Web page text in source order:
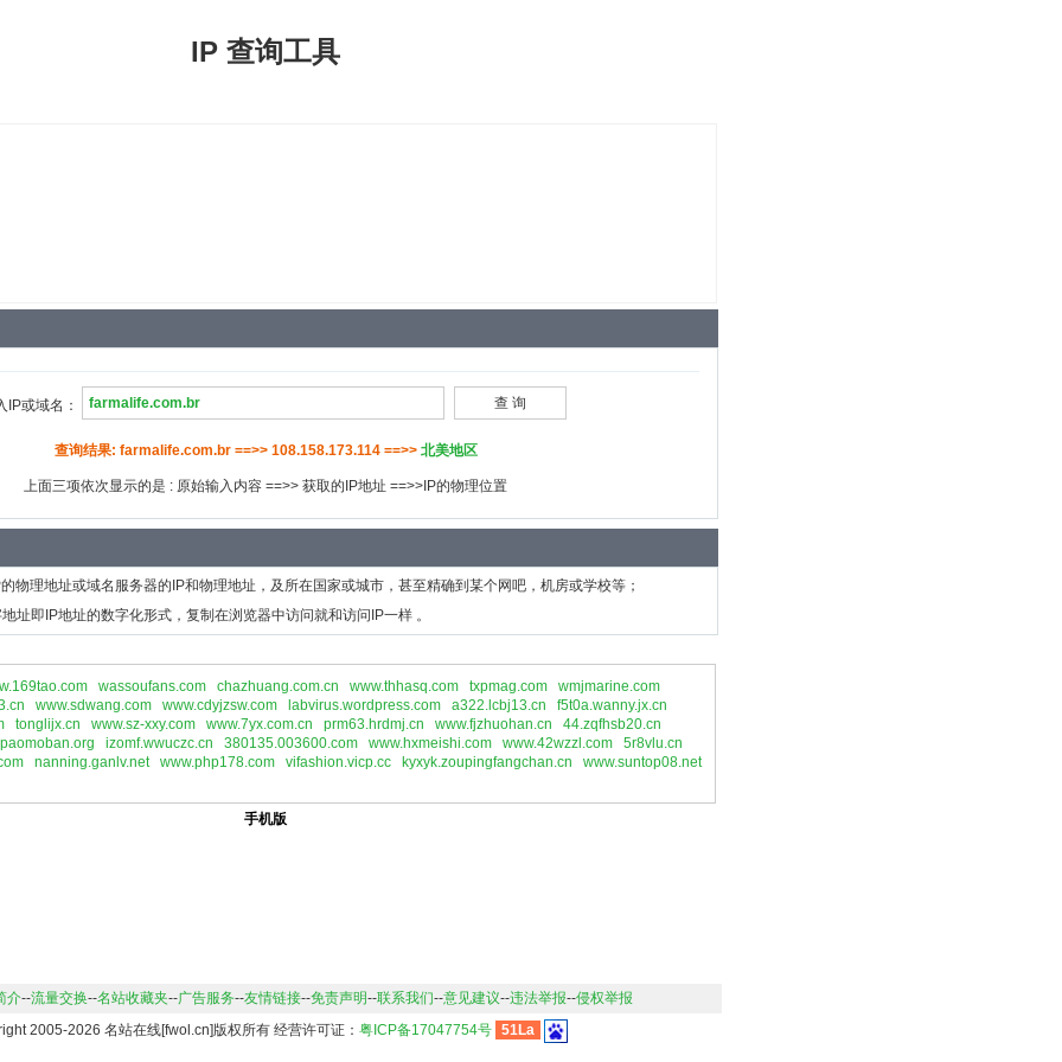
IP 查询工具
IP或域名：
查询结果: farmalife.com.br ==>> 108.158.173.114 ==>> 北美地区
上面三项依次显示的是 : 原始输入内容 ==>> 获取的IP地址 ==>>IP的物理位置
物理地址或域名服务器的IP和物理地址，及所在国家或城市，甚至精确到某个网吧，机房或学校等；
址即IP地址的数字化形式，复制在浏览器中访问就和访问IP一样 。
wassoufans.com chazhuang.com.cn www.thhasq.com txpmag.com
wmjmarine.com
www.sdwang.com www.cdyjzsw.com labvirus.wordpress.com a322.lcbj13.cn
f5t0a.wanny.jx.cn
tonglijx.cn www.sz-xxy.com www.7yx.com.cn prm63.hrdmj.cn www.fjzhuohan.cn
44.zqfhsb20.cn
izomf.wwuczc.cn 380135.003600.com www.hxmeishi.com www.42wzzl.com
5r8vlu.cn
nanning.ganlv.net www.php178.com vifashion.vicp.cc kyxyk.zoupingfangchan.cn www.suntop08.net
手机版
介--流量交换--名站收藏夹--广告服务--友情链接--免责声明--联系我们--意见建议--违法举报--侵权举报
2005-2026 名站在线[fwol.cn]版权所有 经营许可证： 粤ICP备17047754号 51La